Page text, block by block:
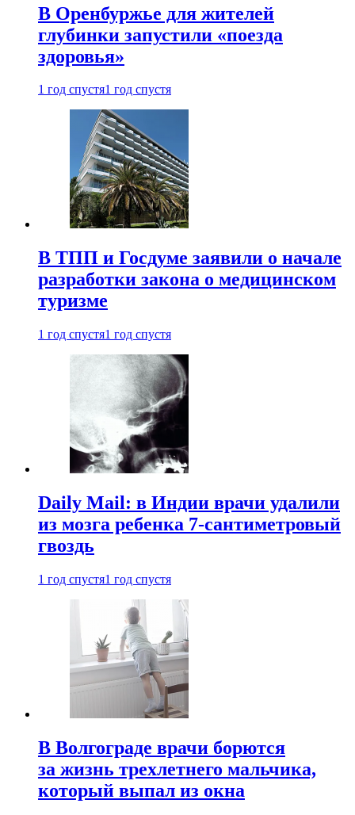
В Оренбуржье для жителей
глубинки запустили «поезда
здоровья»
1 год спустя1 год спустя
В ТПП и Госдуме заявили о начале
разработки закона о медицинском
туризме
1 год спустя1 год спустя
Daily Mail: в Индии врачи удалили
из мозга ребенка 7-сантиметровый
гвоздь
1 год спустя1 год спустя
В Волгограде врачи борются
за жизнь трехлетнего мальчика,
который выпал из окна